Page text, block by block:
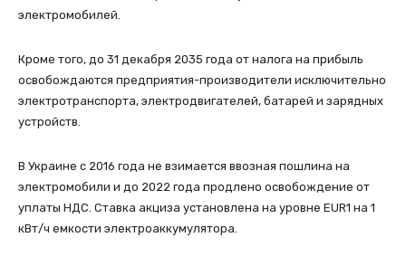
электромобилей.
Кроме того, до 31 декабря 2035 года от налога на прибыль
освобождаются предприятия-производители исключительно
электротранспорта, электродвигателей, батарей и зарядных
устройств.
В Украине с 2016 года не взимается ввозная пошлина на
электромобили и до 2022 года продлено освобождение от
уплаты НДС. Ставка акциза установлена на уровне EUR1 на 1
кВт/ч емкости электроаккумулятора.